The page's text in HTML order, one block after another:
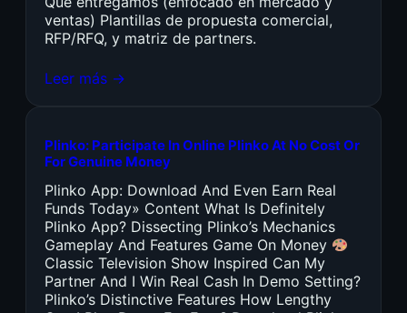
ventas) Plantillas de propuesta comercial,
RFP/RFQ, y matriz de partners.
Leer más →
Plinko: Participate In Online Plinko At No Cost Or
For Genuine Money
Plinko App: Download And Even Earn Real
Funds Today» Content What Is Definitely
Plinko App? Dissecting Plinko’s Mechanics
Gameplay And Features Game On Money
Classic Television Show Inspired Can My
Partner And I Win Real Cash In Demo Setting?
Plinko’s Distinctive Features How Lengthy